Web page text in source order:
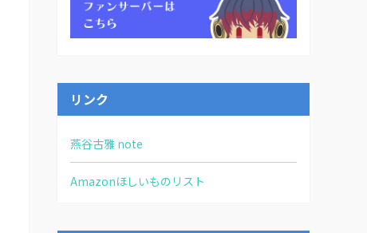
リンク
燕谷古雅 note
Amazonほしいものリスト